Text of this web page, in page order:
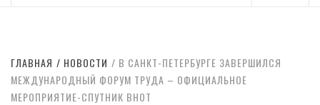
ГЛАВНАЯ НОВОСТИ
В САНКТ-ПЕТЕРБУРГЕ ЗАВЕРШИЛСЯ
МЕЖДУНАРОДНЫЙ ФОРУМ ТРУДА – ОФИЦИАЛЬНОЕ
МЕРОПРИЯТИЕ-СПУТНИК ВНОТ